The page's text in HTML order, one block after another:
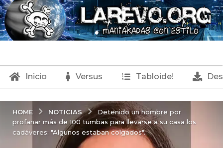
Inicio Versus Tabloide!
HOME NOTICIAS
Detenido un hombre por
profanar más de 100 tumbas para llevarse a su casa los
cadáveres: "Algunos estaban colgados".